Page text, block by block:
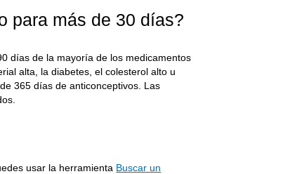
para más de 30 días?
días de la mayoría de los medicamentos
alta, la diabetes, el colesterol alto u
365 días de anticonceptivos. Las
usar la herramienta Buscar un